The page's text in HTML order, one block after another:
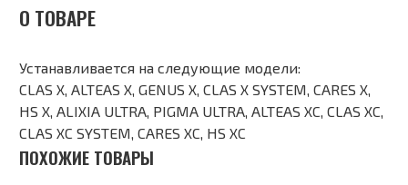
О ТОВАРЕ
Устанавливается на следующие модели:
CLAS X, ALTEAS X, GENUS X, CLAS X SYSTEM, CARES X,
HS X, ALIXIA ULTRA, PIGMA ULTRA, ALTEAS XC, CLAS XC,
CLAS XC SYSTEM, CARES XC, HS XC
ПОХОЖИЕ ТОВАРЫ